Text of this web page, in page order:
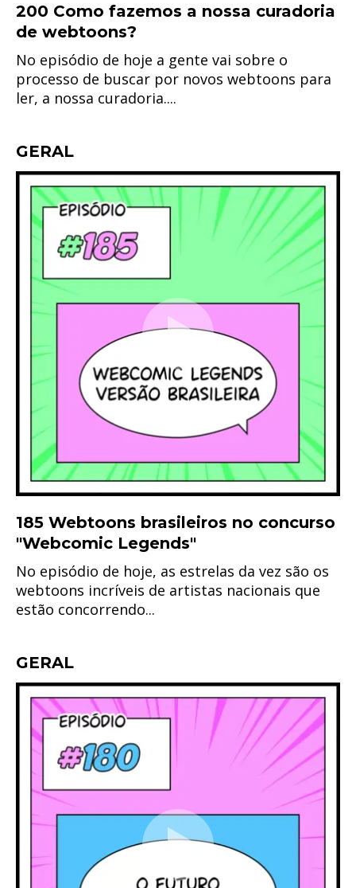
200 Como fazemos a nossa curadoria
de webtoons?
No episódio de hoje a gente vai sobre o
processo de buscar por novos webtoons para
ler, a nossa curadoria....
GERAL
185 Webtoons brasileiros no concurso
"Webcomic Legends"
No episódio de hoje, as estrelas da vez são os
webtoons incríveis de artistas nacionais que
estão concorrendo...
GERAL